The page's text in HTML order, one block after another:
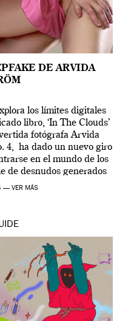
DE ARVIDA
los límites digitales
libro, ‘In The Clouds’
fotógrafa Arvida
4, ha dado un nuevo giro
en el mundo de los
de desnudos generados
— VER MÁS